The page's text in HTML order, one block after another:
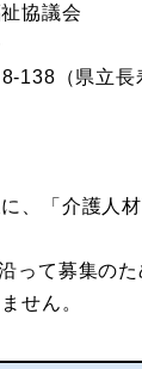
協議会
（県立長
、「介護人
って募集の
せん。